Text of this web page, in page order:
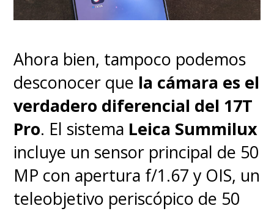
mayor tridimensionalidad y
se enfatiza la mezcla de
muchas culturas en las tribus
vikingas, lo que da una
bienvenida multiculturalidad
al entorno.
Ahora bien, tampoco podemos
desconocer que la cámara es el
verdadero diferencial del 17T
Pro. El sistema Leica Summilux
incluye un sensor principal de 50
MP con apertura f/1.67 y OIS, un
teleobjetivo periscópico de 50